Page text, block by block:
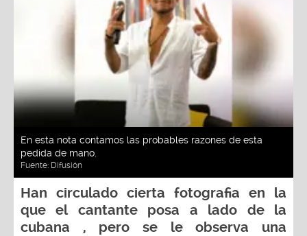
En esta nota contamos las probables razones de esta
pedida de mano.
Fuente: Difusión
Han circulado cierta fotografia en la
que el cantante posa a lado de la
cubana , pero se le observa una